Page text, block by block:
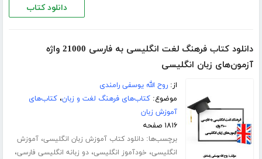
دانلود کتاب
دانلود کتاب فرهنگ لغت انگلیسی به فارسی 21000 واژه
آزمون‌های زبان انگلیسی
از:روح الله یوسفی رامندی
موضوع:کتاب‌های فرهنگ لغت و زبان،کتاب‌های
آموزش زبان
۱۸۱۶ صفحه
برچسب‌ها:دانلود کتاب آموزش زبان انگلیسی،آموزش
انگلیسی، خودآموز انگلیسی،دو زبانه انگلیسی فارسی،